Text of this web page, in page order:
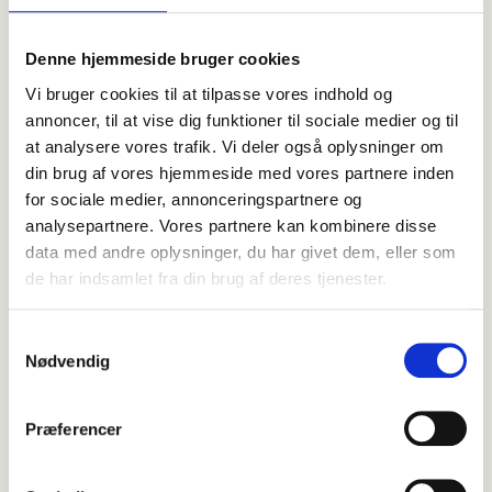
Denne hjemmeside bruger cookies
Vi bruger cookies til at tilpasse vores indhold og
annoncer, til at vise dig funktioner til sociale medier og til
at analysere vores trafik. Vi deler også oplysninger om
din brug af vores hjemmeside med vores partnere inden
for sociale medier, annonceringspartnere og
analysepartnere. Vores partnere kan kombinere disse
data med andre oplysninger, du har givet dem, eller som
de har indsamlet fra din brug af deres tjenester.
Nødvendig
Præferencer
benytte dig af de moderne faciliteter såvel som
Find klinik
Sund livsstilgiver et langt og
friskt liv
gennem træning eller fysioterapi. Med den rette
træning får du en sund livsstil, da det netop er
bevist at træning er god forebyggelse for skader
idet man holder sit bevægelsesapparat i gang.
Din kommende fysioterapeut i Randers vil hjælpe